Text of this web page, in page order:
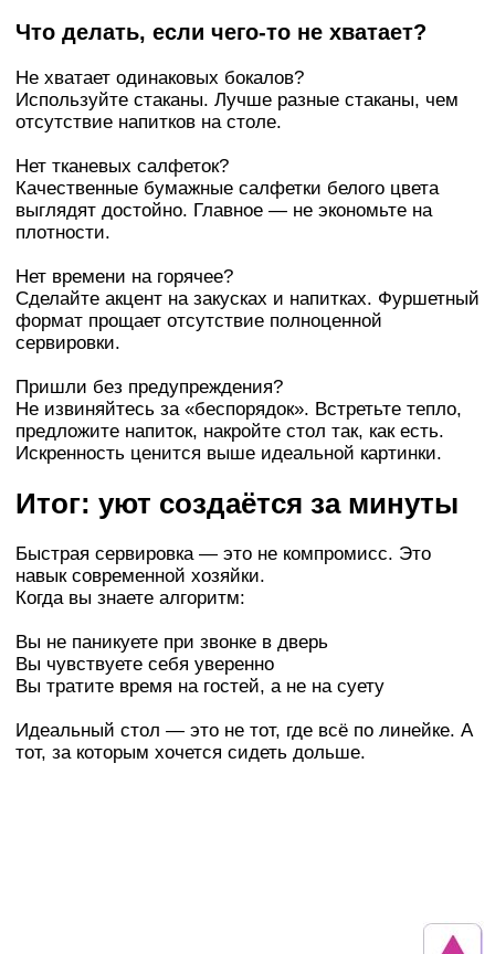
Что делать, если чего-то не хватает?
Не хватает одинаковых бокалов?
Используйте стаканы. Лучше разные стаканы, чем
отсутствие напитков на столе.
Нет тканевых салфеток?
Качественные бумажные салфетки белого цвета
выглядят достойно. Главное — не экономьте на
плотности.
Нет времени на горячее?
Сделайте акцент на закусках и напитках. Фуршетный
формат прощает отсутствие полноценной
сервировки.
Пришли без предупреждения?
Не извиняйтесь за «беспорядок». Встретьте тепло,
предложите напиток, накройте стол так, как есть.
Искренность ценится выше идеальной картинки.
Итог: уют создаётся за минуты
Быстрая сервировка — это не компромисс. Это
навык современной хозяйки.
Когда вы знаете алгоритм:
Вы не паникуете при звонке в дверь
Вы чувствуете себя уверенно
Вы тратите время на гостей, а не на суету
Идеальный стол — это не тот, где всё по линейке. А
тот, за которым хочется сидеть дольше.